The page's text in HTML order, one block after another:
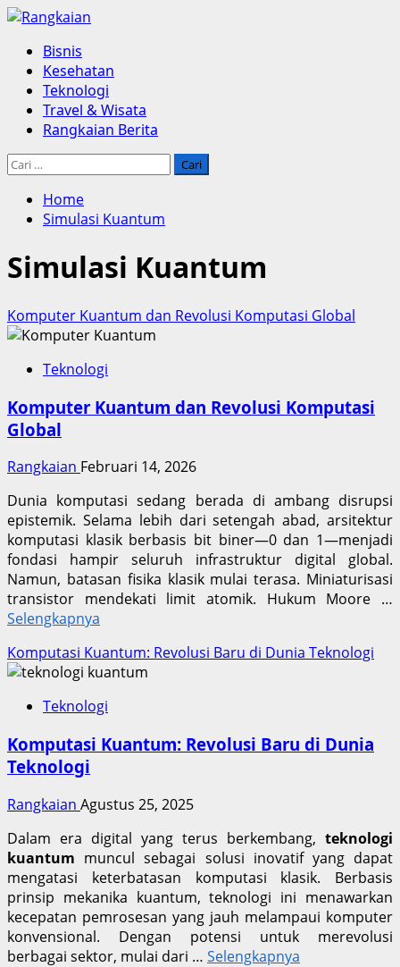
Skip
content
Primary
Menu
Bisnis
Kesehatan
Teknologi
Travel & Wisata
Rangkaian Berita
Cari
Home
Simulasi Kuantum
Simulasi Kuantum
Komputer Kuantum dan Revolusi Komputasi Global
Teknologi
Komputer Kuantum dan Revolusi Komputasi
Global
Rangkaian Februari 14, 2026
Dunia komputasi sedang berada di ambang disrupsi
epistemik. Selama lebih dari setengah abad, arsitektur
komputasi klasik berbasis bit biner—0 dan 1—menjadi
fondasi hampir seluruh infrastruktur digital global.
Namun, batasan fisika klasik mulai terasa. Miniaturisasi
transistor mendekati limit atomik. Hukum Moore …
Selengkapnya
Komputasi Kuantum: Revolusi Baru di Dunia Teknologi
Teknologi
Komputasi Kuantum: Revolusi Baru di Dunia
Teknologi
Rangkaian Agustus 25, 2025
Dalam era digital yang terus berkembang, teknologi
kuantum muncul sebagai solusi inovatif yang dapat
mengatasi keterbatasan komputasi klasik. Berbasis
prinsip mekanika kuantum, teknologi ini menawarkan
kecepatan pemrosesan yang jauh melampaui komputer
konvensional. Dengan potensi untuk merevolusi
berbagai sektor, mulai dari … Selengkapnya